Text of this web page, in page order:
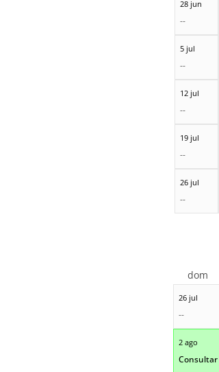
28 jun
--
5 jul
--
12 jul
--
19 jul
--
26 jul
--
26 jul
--
2 ago
Consultar
dom